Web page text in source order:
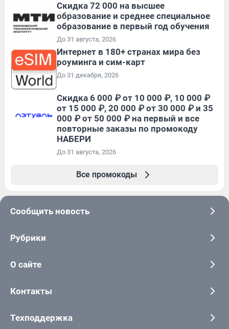
Скидка 72 000 на высшее
образование и среднее специальное
образование в первый год обучения
До 31 августа, 2026
Интернет в 180+ странах мира без
роуминга и сим-карт
До 31 декабря, 2026
Скидка 6 000 ₽ от 10 000 ₽, 10 000 ₽
от 15 000 ₽, 20 000 ₽ от 30 000 ₽ и 35
000 ₽ от 50 000 ₽ на первый и все
повторные заказы по промокоду
НАБЕРИ
До 31 августа, 2026
Все промокоды
Сообщить новость
Рубрики
О сайте
Контакты
Техподдержка